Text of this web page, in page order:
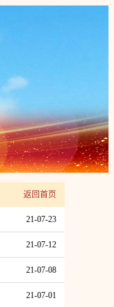
返回首页
21-07-23
21-07-12
21-07-08
21-07-01